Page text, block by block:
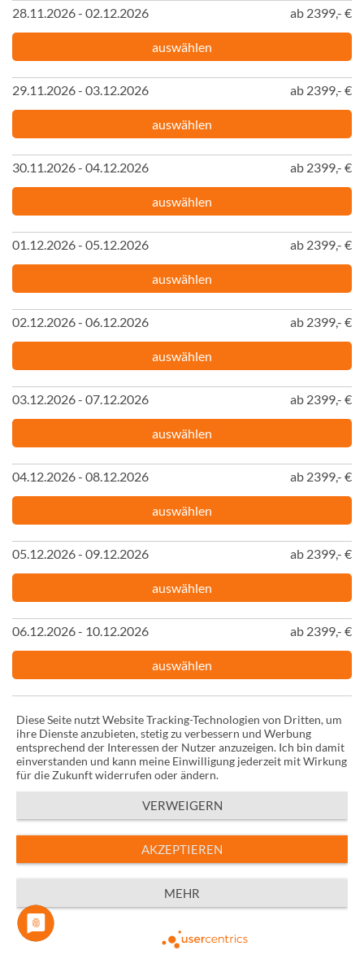
28.11.2026 - 02.12.2026 ab 2399,- €
auswählen
29.11.2026 - 03.12.2026 ab 2399,- €
auswählen
30.11.2026 - 04.12.2026 ab 2399,- €
auswählen
01.12.2026 - 05.12.2026 ab 2399,- €
auswählen
02.12.2026 - 06.12.2026 ab 2399,- €
auswählen
03.12.2026 - 07.12.2026 ab 2399,- €
auswählen
04.12.2026 - 08.12.2026 ab 2399,- €
auswählen
05.12.2026 - 09.12.2026 ab 2399,- €
auswählen
06.12.2026 - 10.12.2026 ab 2399,- €
auswählen
auswählen
auswählen
09.12.2026 - 13.12.2026 ab 2399,- €
auswählen
10.12.2026 - 14.12.2026
Diese Seite nutzt Website Tracking-Technologien von Dritten, um
ihre Dienste anzubieten, stetig zu verbessern und Werbung
entsprechend der Interessen der Nutzer anzuzeigen. Ich bin damit
einverstanden und kann meine Einwilligung jederzeit mit Wirkung
für die Zukunft widerrufen oder ändern.
VERWEIGERN
AKZEPTIEREN
MEHR